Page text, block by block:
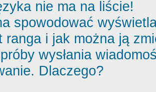
nie ma na liście!
spowodować
ranga i jak można ją
wysłania
Dlaczego?